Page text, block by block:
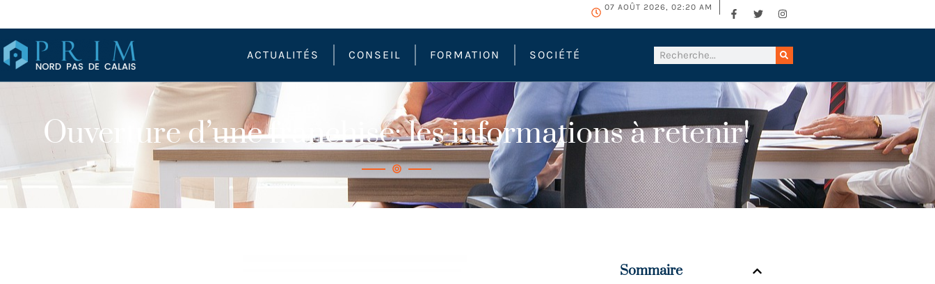
07 AOÛT 2026, 02:20 AM
ACTUALITÉS CONSEIL FORMATION SOCIÉTÉ
Ouverture d’une franchise: les informations à retenir!
Sommaire